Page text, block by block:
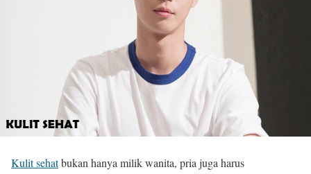
Kulit sehatbukan hanya milik wanita, pria juga harus